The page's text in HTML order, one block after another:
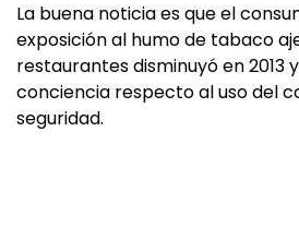
La buena noticia es que el
exposición al humo de tabaco
restaurantes disminuyó en 2013
conciencia respecto al uso del
seguridad.